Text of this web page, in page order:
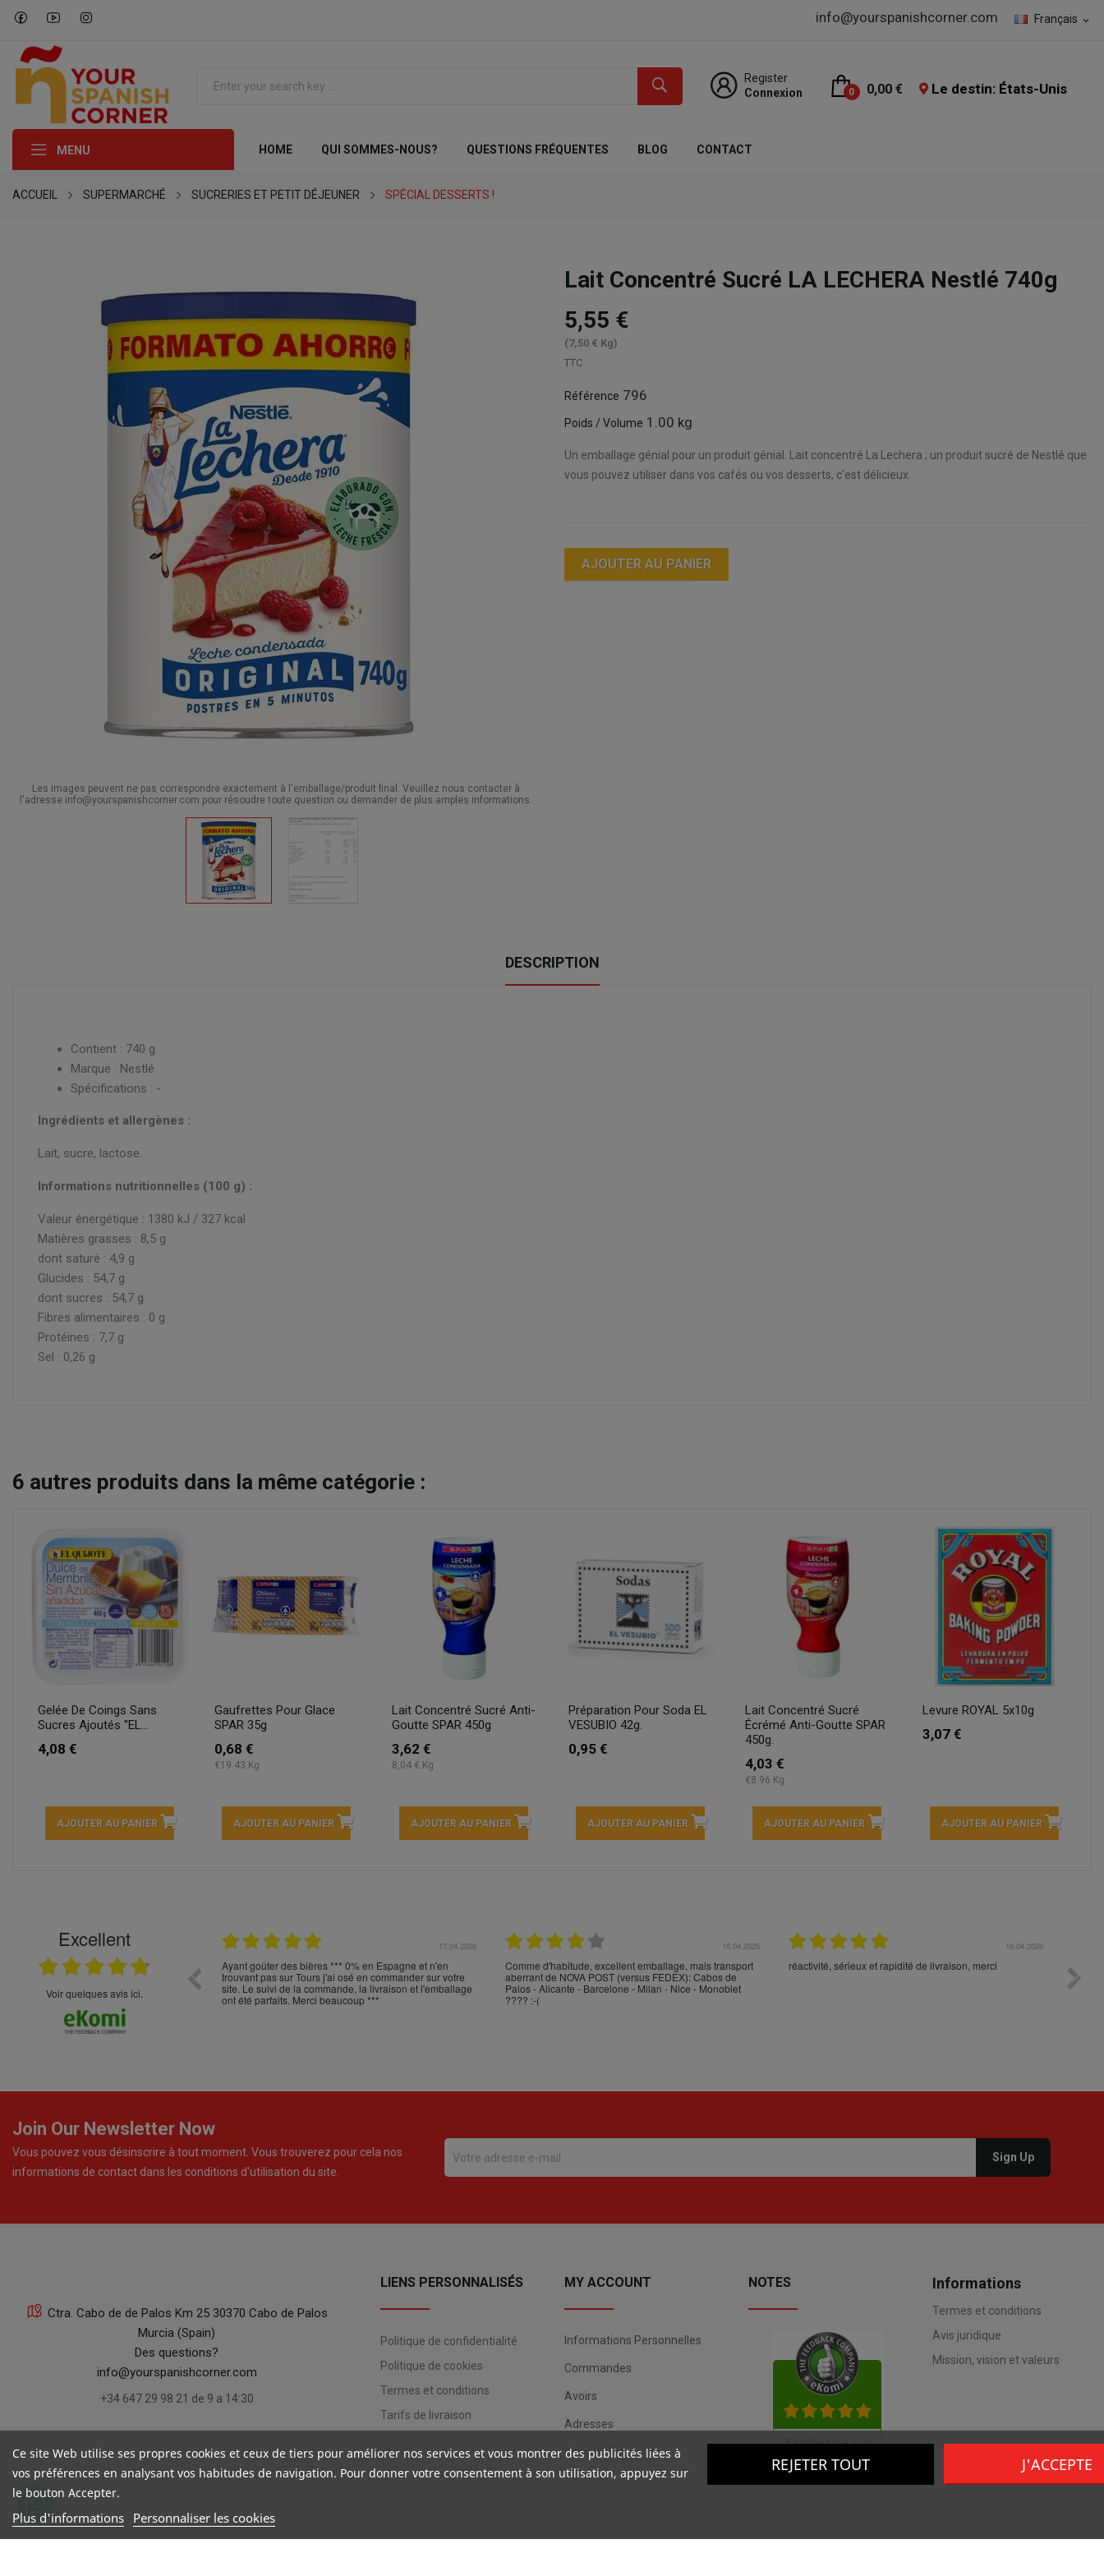
Français expand_more
info@yourspanishcorner.com
Register
Connexion
0 0,00 € Le destin: États-Unis
MENU HOME QUI SOMMES-NOUS? QUESTIONS FRÉQUENTES BLOG CONTACT
ACCUEIL SUPERMARCHÉ SUCRERIES ET PETIT DÉJEUNER SPÉCIAL DESSERTS !
Les images peuvent ne pas correspondre exactement à l'emballage/produit final. Veuillez nous contacter à
l'adresse info@yourspanishcorner.com pour résoudre toute question ou demander de plus amples informations.
Lait Concentré Sucré LA LECHERA Nestlé 740g
5,55 €
(7,50 € Kg)
TTC
Référence 796
Poids / Volume 1.00 kg
Un emballage génial pour un produit génial. Lait concentré La Lechera ; un produit sucré de Nestlé que
vous pouvez utiliser dans vos cafés ou vos desserts, c'est délicieux.
AJOUTER AU PANIER
DESCRIPTION
Contient : 740 g
Marque : Nestlé
Spécifications : -
Ingrédients et allergènes :
Lait, sucre, lactose.
Informations nutritionnelles (100 g) :
Valeur énergétique : 1380 kJ / 327 kcal
Matières grasses : 8,5 g
dont saturé : 4,9 g
Glucides : 54,7 g
dont sucres : 54,7 g
Fibres alimentaires : 0 g
Protéines : 7,7 g
Sel : 0,26 g
6 autres produits dans la même catégorie :
Gelée De Coings Sans
Sucres Ajoutés "EL...
4,08 €
AJOUTER AU PANIER
Gaufrettes Pour Glace
SPAR 35g
0,68 €
€19.43 Kg
AJOUTER AU PANIER
Lait Concentré Sucré Anti-
Goutte SPAR 450g
3,62 €
8,04 € Kg
AJOUTER AU PANIER
Préparation Pour Soda EL
VESUBIO 42g.
0,95 €
AJOUTER AU PANIER
Lait Concentré Sucré
Écrémé Anti-Goutte SPAR
450g.
4,03 €
€8.96 Kg
AJOUTER AU PANIER
Levure ROYAL 5x10g
3,07 €
AJOUTER AU PANIER
Excellent
Voir quelques avis ici.
17.04.2026
Ayant goûter des bières *** 0% en Espagne et n'en
trouvant pas sur Tours j'ai osé en commander sur votre
site. Le suivi de la commande, la livraison et l'emballage
ont été parfaits. Merci beaucoup ***
16.04.2026
Comme d'habitude, excellent emballage, mais transport
aberrant de NOVA POST (versus FEDEX): Cabos de
Palos - Alicante - Barcelone - Milan - Nice - Monoblet
???? :-(
16.04.2026
réactivité, sérieux et rapidité de livraison, merci
votre
Join Our Newsletter Now
Vous pouvez vous désinscrire à tout moment. Vous trouverez pour cela nos
informations de contact dans les conditions d'utilisation du site.
Ctra. Cabo de de Palos Km 25 30370 Cabo de Palos
Murcia (Spain)
Des questions?
info@yourspanishcorner.com
+34 647 29 98 21 de 9 a 14:30
LIENS PERSONNALISÉS
Politique de confidentialité
Politique de cookies
Termes et conditions
Tarifs de livraison
MY ACCOUNT
Informations Personnelles
Commandes
Avoirs
Adresses
Bons De Réduction
NOTES Informations
Termes et conditions
Avis juridique
Mission, vision et valeurs
Ce site Web utilise ses propres cookies et ceux de tiers pour améliorer nos services et vous montrer des publicités liées à
vos préférences en analysant vos habitudes de navigation. Pour donner votre consentement à son utilisation, appuyez sur
le bouton Accepter.
Plus d'informations Personnaliser les cookies
REJETER TOUT J'ACCEPTE